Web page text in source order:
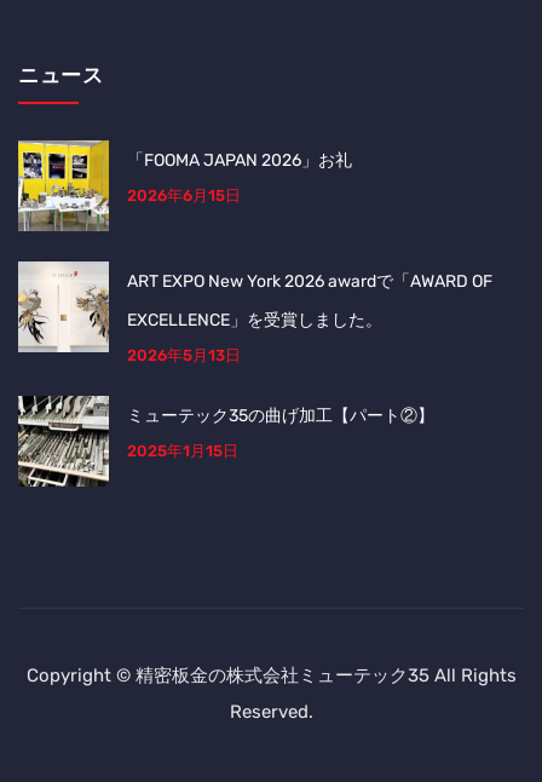
ニュース
「FOOMA JAPAN 2026」お礼
2026年6月15日
ART EXPO New York 2026 awardで「AWARD OF
EXCELLENCE」を受賞しました。
2026年5月13日
ミューテック35の曲げ加工【パート②】
2025年1月15日
Copyright © 精密板金の株式会社ミューテック35 All Rights
Reserved.